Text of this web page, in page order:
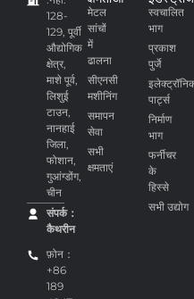
.नहीं.
128-
129, पूर्वी
औद्योगिक
क्षेत्र,
माशे पूर्व,
लिशुई
टाउन,
नानहाई
जिला,
फोशान,
गुआंग्डोंग,
चीन
संपर्क：
कैथरीन
फ़ोन：
+86
क्षमताओं
मेटल
सांचों
में
ढालना
सीएनसी
मशीनिंग
समापन
सेवा
सभी
इंडस्ट्रीज
स्वचालित
भाग
प्रकाश
पुर्जे
इलेक्ट्रॉनिक
पार्ट्स
निर्माण
भाग
फर्नीचर
के
हिस्से